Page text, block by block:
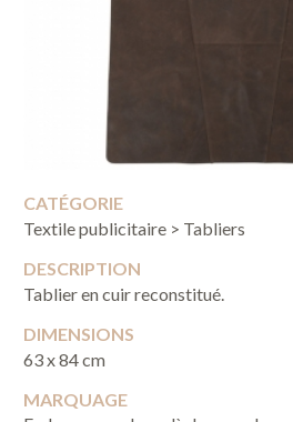
CATÉGORIE
Textile publicitaire > Tabliers
DESCRIPTION
Tablier en cuir reconstitué.
DIMENSIONS
63 x 84 cm
MARQUAGE